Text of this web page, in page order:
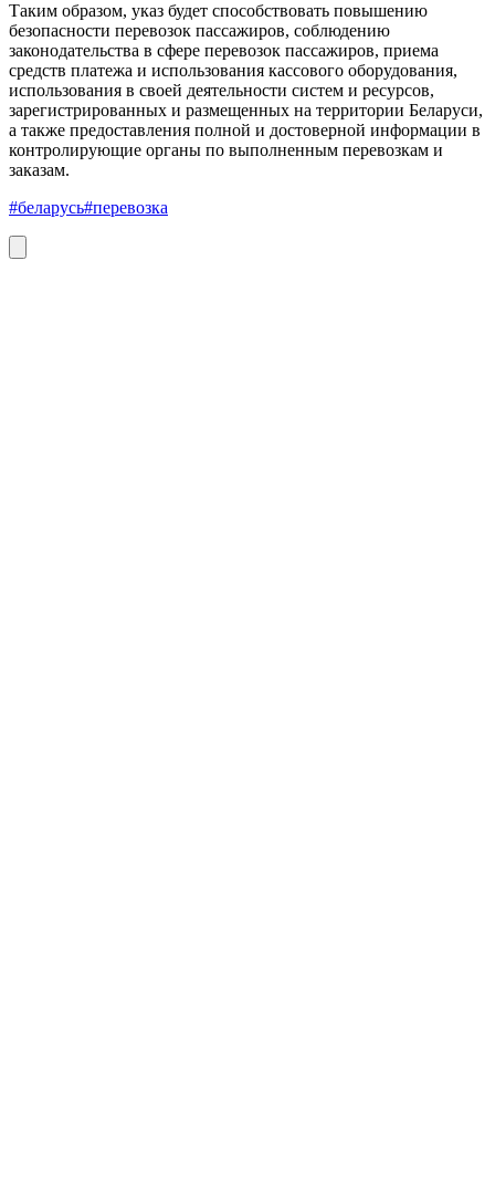
Таким образом, указ будет способствовать повышению
безопасности перевозок пассажиров, соблюдению
законодательства в сфере перевозок пассажиров, приема
средств платежа и использования кассового оборудования,
использования в своей деятельности систем и ресурсов,
зарегистрированных и размещенных на территории Беларуси,
а также предоставления полной и достоверной информации в
контролирующие органы по выполненным перевозкам и
заказам.
#беларусь#перевозка